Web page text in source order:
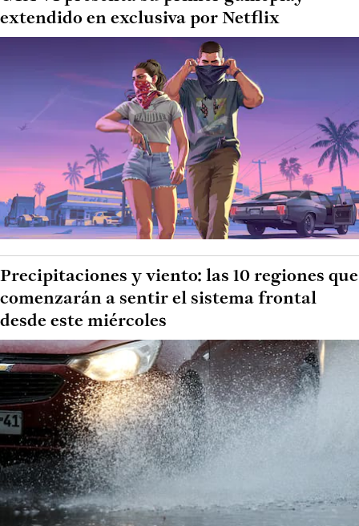
extendido en exclusiva por Netflix
Precipitaciones y viento: las 10 regiones que
comenzarán a sentir el sistema frontal
desde este miércoles